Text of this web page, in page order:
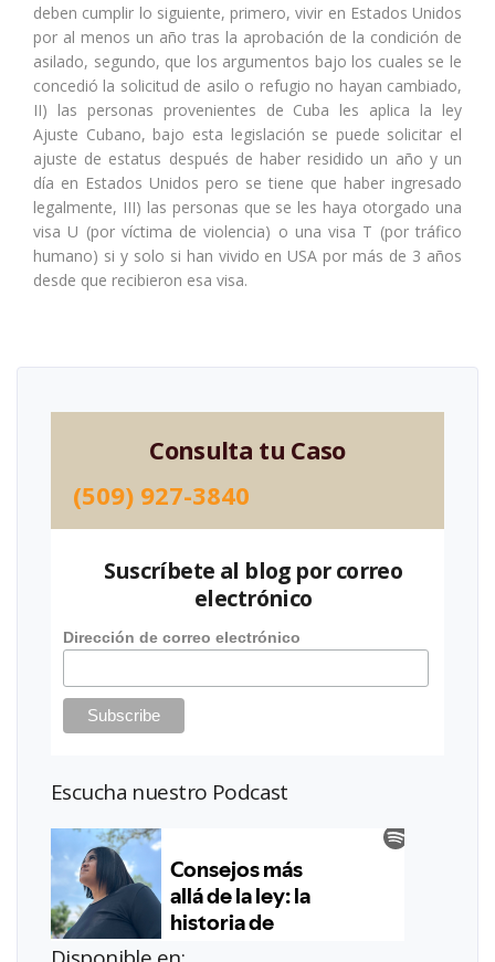
deben cumplir lo siguiente, primero, vivir en Estados Unidos
por al menos un año tras la aprobación de la condición de
asilado, segundo, que los argumentos bajo los cuales se le
concedió la solicitud de asilo o refugio no hayan cambiado,
II) las personas provenientes de Cuba les aplica la ley
Ajuste Cubano, bajo esta legislación se puede solicitar el
ajuste de estatus después de haber residido un año y un
día en Estados Unidos pero se tiene que haber ingresado
legalmente, III) las personas que se les haya otorgado una
visa U (por víctima de violencia) o una visa T (por tráfico
humano) si y solo si han vivido en USA por más de 3 años
desde que recibieron esa visa.
Consulta tu Caso
(509) 927-3840
Suscríbete al blog por correo
electrónico
Dirección de correo electrónico
Escucha nuestro Podcast